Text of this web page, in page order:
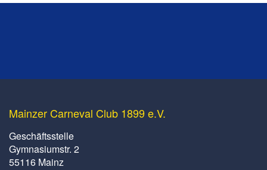
Mainzer Carneval Club 1899 e.V.
Geschäftsstelle
Gymnasiumstr. 2
55116 Mainz